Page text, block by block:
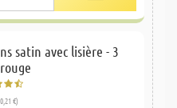
satin avec lisière - 3
€)